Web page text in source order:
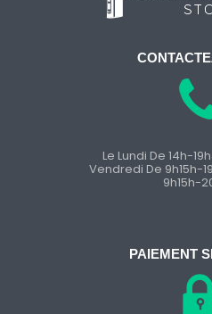
Le Lundi De 14h-
Vendredi De 9h15h-
9h15h-
PAIEMENT